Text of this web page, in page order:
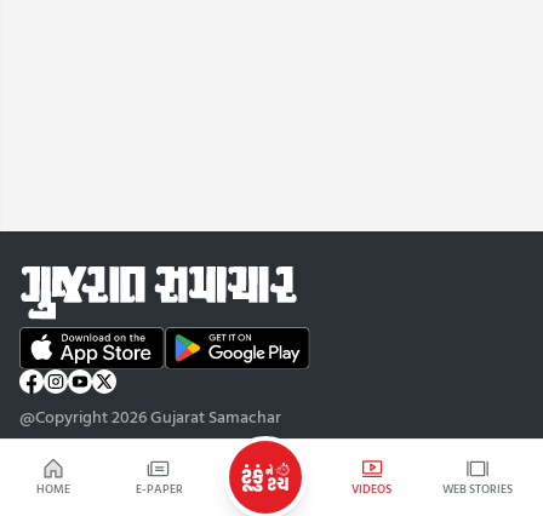
HOME E-PAPER VIDEOS WEB STORIES
@Copyright 2026 Gujarat Samachar